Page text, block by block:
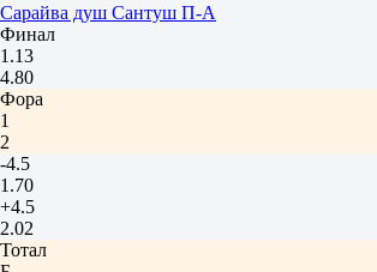
Сарайва душ Сантуш П-А
Финал
1.13
4.80
Фора
1
2
-4.5
1.70
+4.5
2.02
Тотал